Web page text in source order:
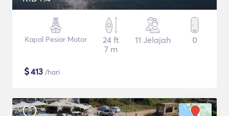
Kapal Pesiar Motor
24 ft
7 m
11 Jelajah 0
$413 /hari